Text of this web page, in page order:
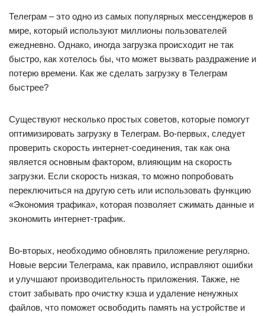
Телеграм – это одно из самых популярных мессенджеров в
мире, который используют миллионы пользователей
ежедневно. Однако, иногда загрузка происходит не так
быстро, как хотелось бы, что может вызвать раздражение и
потерю времени. Как же сделать загрузку в Телеграм
быстрее?
Существуют несколько простых советов, которые помогут
оптимизировать загрузку в Телеграм. Во-первых, следует
проверить скорость интернет-соединения, так как она
является основным фактором, влияющим на скорость
загрузки. Если скорость низкая, то можно попробовать
переключиться на другую сеть или использовать функцию
«Экономия трафика», которая позволяет сжимать данные и
экономить интернет-трафик.
Во-вторых, необходимо обновлять приложение регулярно.
Новые версии Телеграма, как правило, исправляют ошибки
и улучшают производительность приложения. Также, не
стоит забывать про очистку кэша и удаление ненужных
файлов, что поможет освободить память на устройстве и